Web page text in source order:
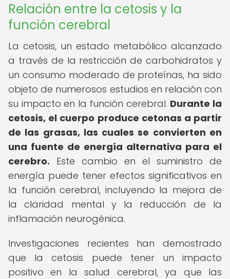
Relación entre la cetosis y la
función cerebral
La cetosis, un estado metabólico alcanzado
a través de la restricción de carbohidratos y
un consumo moderado de proteínas, ha sido
objeto de numerosos estudios en relación con
su impacto en la función cerebral. Durante la
cetosis, el cuerpo produce cetonas a partir
de las grasas, las cuales se convierten en
una fuente de energía alternativa para el
cerebro. Este cambio en el suministro de
energía puede tener efectos significativos en
la función cerebral, incluyendo la mejora de
la claridad mental y la reducción de la
inflamación neurogénica.
Investigaciones recientes han demostrado
que la cetosis puede tener un impacto
positivo en la salud cerebral, ya que las